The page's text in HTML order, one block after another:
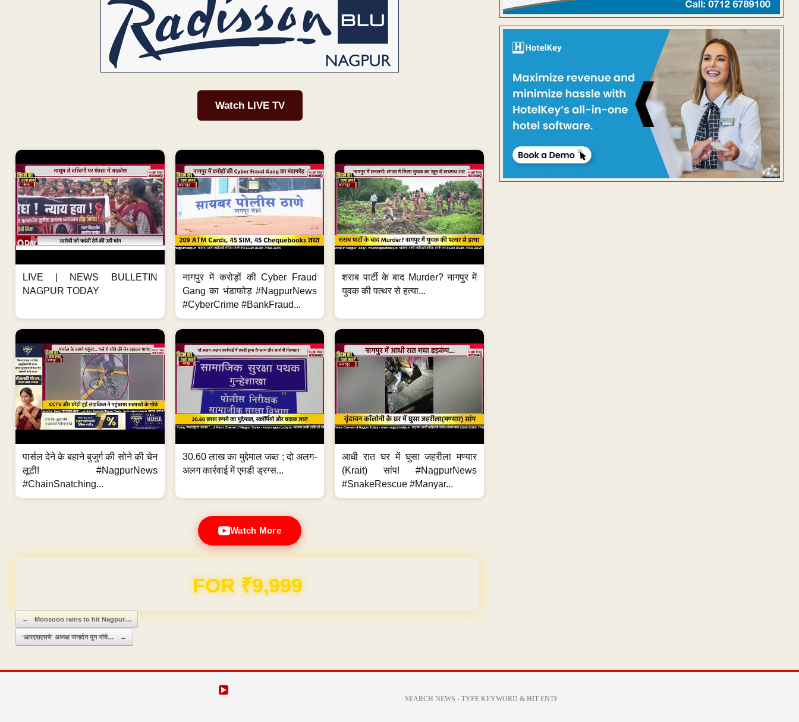
Watch LIVE TV
LIVE | NEWS BULLETIN
NAGPUR TODAY
नागपुर में करोड़ों की Cyber Fraud
Gang का भंडाफोड़ #NagpurNews
#CyberCrime #BankFraud...
शराब पार्टी के बाद Murder? नागपुर में
युवक की पत्थर से हत्या...
पार्सल देने के बहाने बुजुर्ग की सोने की चेन
लूटी! #NagpurNews
#ChainSnatching...
30.60 लाख का मुद्देमाल जब्त ; दो अलग-
अलग कार्रवाई में एमडी ड्रग्स...
आधी रात घर में घुसा जहरीला मण्यार
(Krait) सांप! #NagpurNews
#SnakeRescue #Manyar...
Watch More
FOR ₹9,999
Post navigation
← Monsoon rains to hit Nagpur…
‘आरएसएसचे’ अध्यक्ष जनार्दन मून यांचे… →